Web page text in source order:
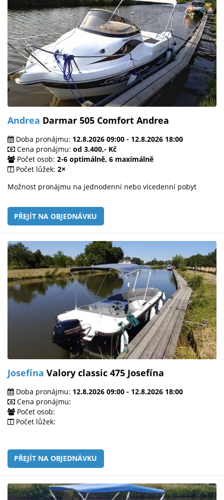
Andrea Darmar 505 Comfort Andrea
Doba pronájmu: 12.8.2026 09:00 - 12.8.2026 18:00
Cena pronájmu: od 3.400,- Kč
Počet osob: 2-6 optimálně, 6 maximálně
Počet lůžek: 2×
Možnost pronájmu na jednodenní nebo vícedenní pobyt
PŘEJÍT NA OBJEDNÁVKU
Josefína Valory classic 475 Josefína
Doba pronájmu: 12.8.2026 09:00 - 12.8.2026 18:00
Cena pronájmu:
Počet osob:
Počet lůžek:
PŘEJÍT NA OBJEDNÁVKU